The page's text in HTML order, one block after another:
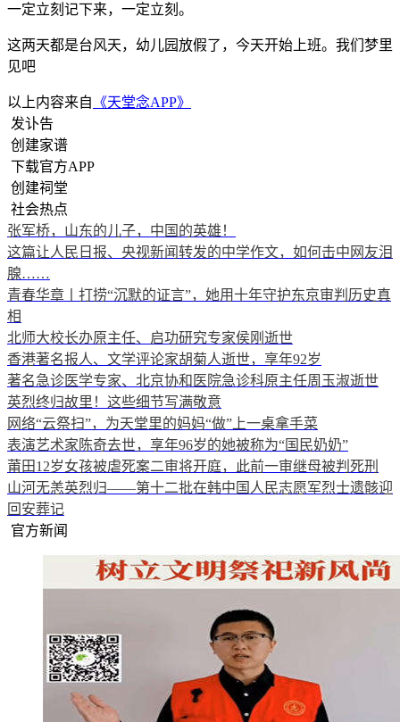
一定立刻记下来，一定立刻。
这两天都是台风天，幼儿园放假了，今天开始上班。我们梦里
见吧
以上内容来自 《天堂念APP》
发讣告
创建家谱
下载官方APP
创建祠堂
社会热点
张军桥，山东的儿子，中国的英雄！
这篇让人民日报、央视新闻转发的中学作文，如何击中网友泪
腺……
青春华章丨打捞“沉默的证言”，她用十年守护东京审判历史真
相
北师大校长办原主任、启功研究专家侯刚逝世
香港著名报人、文学评论家胡菊人逝世，享年92岁
著名急诊医学专家、北京协和医院急诊科原主任周玉淑逝世
英烈终归故里！这些细节写满敬意
网络“云祭扫”，为天堂里的妈妈“做”上一桌拿手菜
表演艺术家陈奇去世，享年96岁的她被称为“国民奶奶”
莆田12岁女孩被虐死案二审将开庭，此前一审继母被判死刑
山河无恙英烈归——第十二批在韩中国人民志愿军烈士遗骸迎
回安葬记
官方新闻